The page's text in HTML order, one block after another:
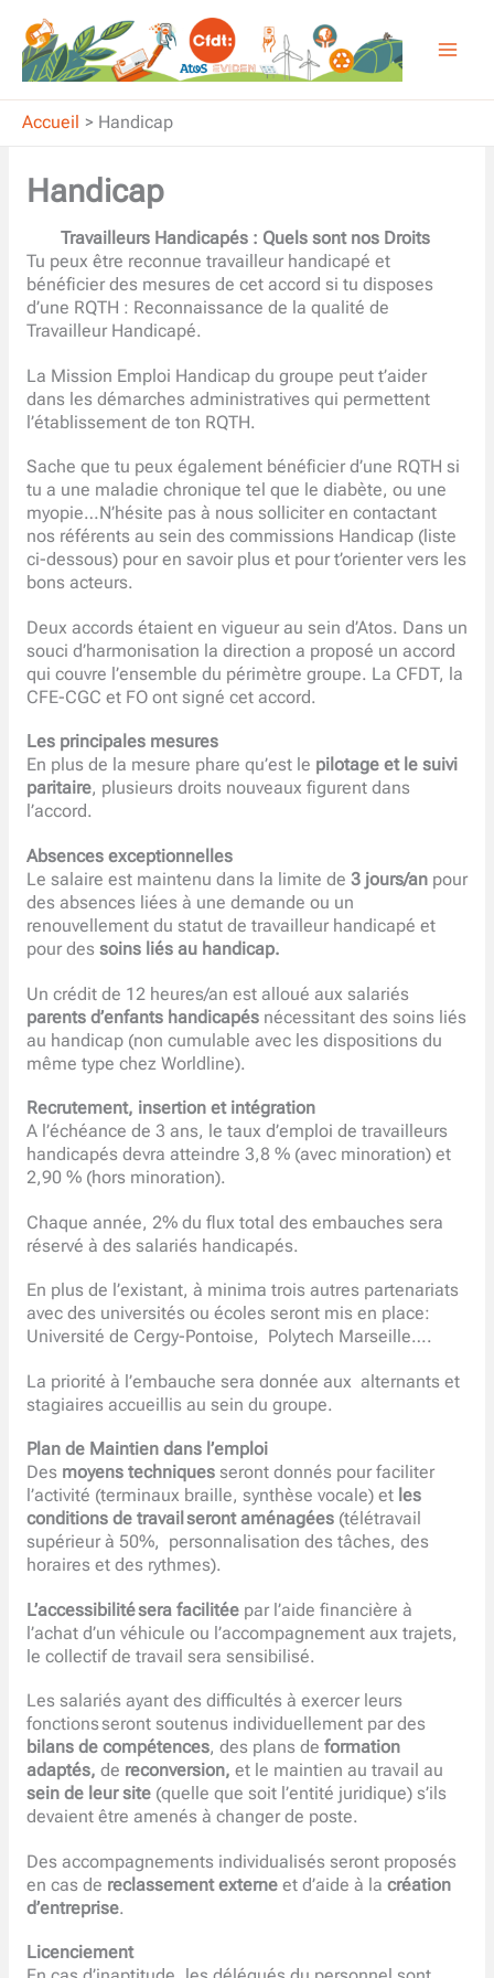
contenu
Accueil Handicap
Handicap
Travailleurs Handicapés : Quels sont nos Droits
Tu peux être reconnue travailleur handicapé et
bénéficier des mesures de cet accord si tu disposes
d’une RQTH : Reconnaissance de la qualité de
Travailleur Handicapé.
La Mission Emploi Handicap du groupe peut t’aider
dans les démarches administratives qui permettent
l’établissement de ton RQTH.
Sache que tu peux également bénéficier d’une RQTH si
tu a une maladie chronique tel que le diabète, ou une
myopie…N’hésite pas à nous solliciter en contactant
nos référents au sein des commissions Handicap (liste
ci-dessous) pour en savoir plus et pour t’orienter vers les
bons acteurs.
Deux accords étaient en vigueur au sein d’Atos. Dans un
souci d’harmonisation la direction a proposé un accord
qui couvre l’ensemble du périmètre groupe. La CFDT, la
CFE-CGC et FO ont signé cet accord.
Les principales mesures
En plus de la mesure phare qu’est le pilotage et le suivi
paritaire, plusieurs droits nouveaux figurent dans
l’accord.
Absences exceptionnelles
Le salaire est maintenu dans la limite de 3 jours/anpour
des absences liées à une demande ou un
renouvellement du statut de travailleur handicapé et
pour des soins liés au handicap.
Un crédit de 12 heures/an est alloué aux salariés
parents d’enfants handicapésnécessitant des soins liés
au handicap (non cumulable avec les dispositions du
même type chez Worldline).
Recrutement, insertion et intégration
A l’échéance de 3 ans, le taux d’emploi de travailleurs
handicapés devra atteindre 3,8 % (avec minoration) et
2,90 % (hors minoration).
Chaque année, 2% du flux total des embauches sera
réservé à des salariés handicapés.
En plus de l’existant, à minima trois autres partenariats
avec des universités ou écoles seront mis en place:
Université de Cergy-Pontoise, Polytech Marseille….
La priorité à l’embauche sera donnée aux alternants et
stagiaires accueillis au sein du groupe.
Plan de Maintien dans l’emploi
Des moyens techniquesseront donnés pour faciliter
l’activité (terminaux braille, synthèse vocale) et les
conditions de travail seront aménagées(télétravail
supérieur à 50%, personnalisation des tâches, des
horaires et des rythmes).
L’accessibilité sera facilitée par l’aide financière à
l’achat d’un véhicule ou l’accompagnement aux trajets,
le collectif de travail sera sensibilisé.
Les salariés ayant des difficultés à exercer leurs
fonctions seront soutenus individuellement par des
bilans de compétences, des plans de formation
adaptés, de reconversion, et le maintien au travail au
sein de leur site(quelle que soit l’entité juridique) s’ils
devaient être amenés à changer de poste.
Des accompagnements individualisés seront proposés
en cas de reclassement externe et d’aide à la création
d’entreprise.
Licenciement